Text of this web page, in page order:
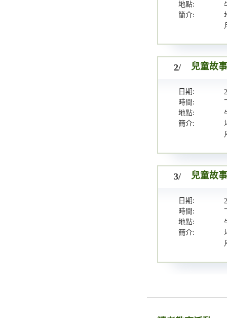
地點:
簡介:
2/ 兒童故
日期:
時間:
地點:
簡介:
3/ 兒童故
日期:
時間:
地點:
簡介: